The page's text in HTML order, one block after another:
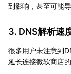
到影响，甚至可能
3. DNS解析速
很多用户未注意到
延长连接微软商店